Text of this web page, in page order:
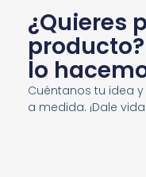
¿Quieres
lo
Cuéntanos tu idea
a medida. ¡Dale